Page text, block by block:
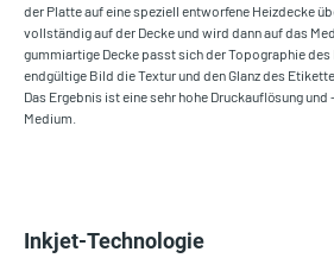
der Platte auf eine speziell entworfene Heizdecke
vollständig auf der Decke und wird dann auf das
gummiartige Decke passt sich der Topographie
endgültige Bild die Textur und den Glanz des
Das Ergebnis ist eine sehr hohe Druckauflösung
Medium.
Inkjet-Technologie